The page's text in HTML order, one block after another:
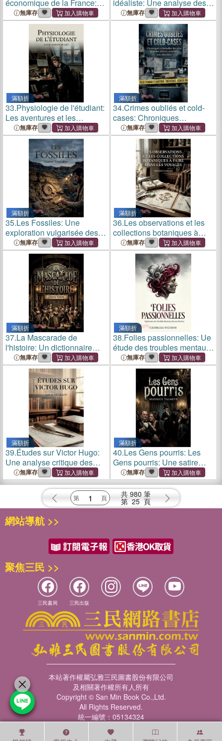
économique de la France:
Une analyse de l'économie
française au début du
Moyen Âge par Karl
Lamprecht, offrant un aperçu
des structu
無庫存
idéaliste: Une analyse des
courants idéalistes dans la
critique littéraire explorant la
satire et la poésie à travers
les âges.
無庫存
滿額折
33.Physiologie de l'étudiant:
Les aventures et les
tribulations d'un étudiant à
Paris, une exploration
humoristique de la vie
estudiantine au 19ème siècl
無庫存
滿額折
34.Crimes oubliés et cold-
cases: Chroniques
criminelles des plus grandes
affaires sensibles non
élucidées
無庫存
滿額折
35.Les Fossiles: Une
exploration vulgarisée des
fossiles révélant l'histoire
géologique et
paléontologique de la Terre.
無庫存
滿額折
36.Les observations et les
collections botaniques à
faire dans les voyages: Un
guide pratique du XIXe
siècle pour les explorateurs
et voyageurs souhaitan
無庫存
滿額折
37.La Mascarade de
l'histoire: Un dictionnaire
satirique et impertinent de
Pierre Véron, offrant des
portraits mordants de figures
historiques et contemp
無庫存
滿額折
38.Folies passionnelles: Ue
étude des troubles mentaux
et de leurs causes sociales
au XIXe siècle.
無庫存
滿額折
39.Études sur Victor Hugo:
Une analyse critique des
oeuvres de Victor Hugo par
Louis Veuillot, figure du
catholicisme intransigeant
au XIXe siècle.
無庫存
滿額折
40.Les Gens pourris: Les
Gens pourris: Une satire
féroce de la décadence
parisienne et de la
corruption sociale fin de
siècle
無庫存
共 980 筆
第 25 頁
網站導航 >>
聚焦三民 >>
三民書局 三民出版
本站著作權屬弘雅三民圖書股份有限公司
及相關著作權所有人所有
Copyright © San Min Book Co.,Ltd.
All Rights Reserved.
統一編號：05134324